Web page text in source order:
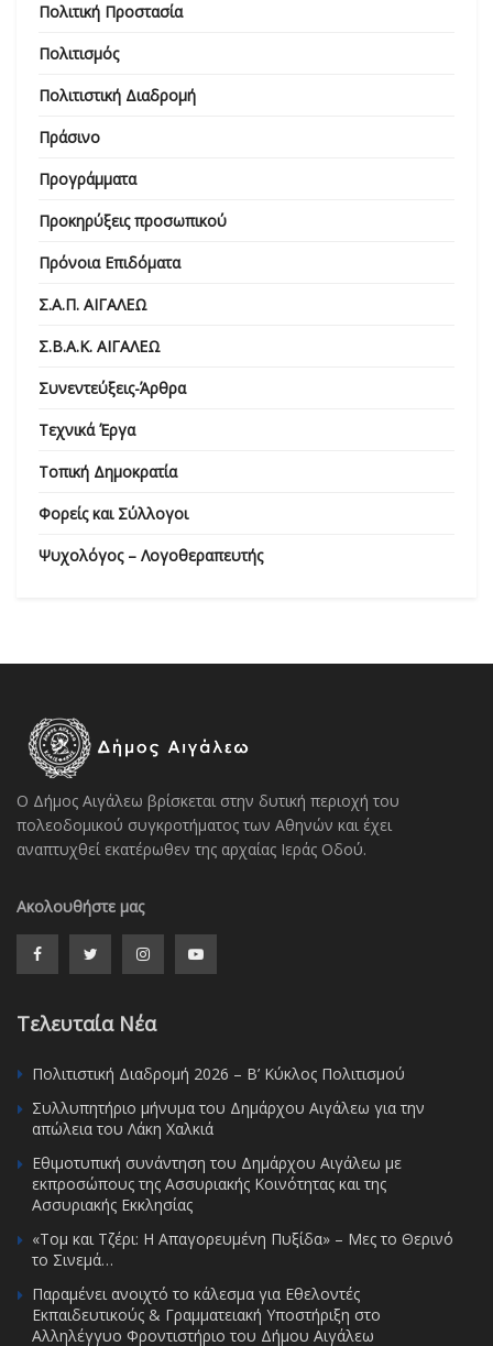
Πολιτική Προστασία
Πολιτισμός
Πολιτιστική Διαδρομή
Πράσινο
Προγράμματα
Προκηρύξεις προσωπικού
Πρόνοια Επιδόματα
Σ.Α.Π. ΑΙΓΑΛΕΩ
Σ.Β.Α.Κ. ΑΙΓΑΛΕΩ
Συνεντεύξεις-Άρθρα
Τεχνικά Έργα
Τοπική Δημοκρατία
Φορείς και Σύλλογοι
Ψυχολόγος – Λογοθεραπευτής
Ο Δήμος Αιγάλεω βρίσκεται στην δυτική περιοχή του
πολεοδομικού συγκροτήματος των Αθηνών και έχει
αναπτυχθεί εκατέρωθεν της αρχαίας Ιεράς Οδού.
Ακολουθήστε μας
Τελευταία Νέα
Πολιτιστική Διαδρομή 2026 – Β’ Κύκλος Πολιτισμού
Συλλυπητήριο μήνυμα του Δημάρχου Αιγάλεω για την
απώλεια του Λάκη Χαλκιά
Εθιμοτυπική συνάντηση του Δημάρχου Αιγάλεω με
εκπροσώπους της Ασσυριακής Κοινότητας και της
Ασσυριακής Εκκλησίας
«Τομ και Τζέρι: Η Απαγορευμένη Πυξίδα» – Μες το Θερινό
το Σινεμά…
Παραμένει ανοιχτό το κάλεσμα για Εθελοντές
Εκπαιδευτικούς & Γραμματειακή Υποστήριξη στο
Αλληλέγγυο Φροντιστήριο του Δήμου Αιγάλεω